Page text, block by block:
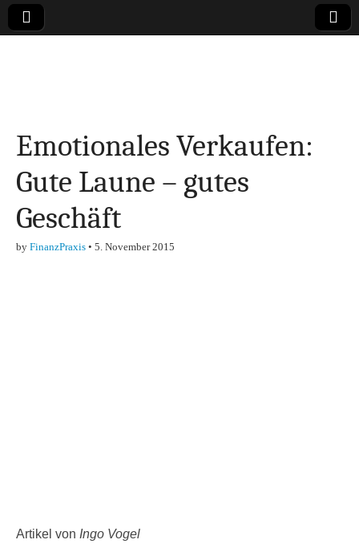
Finanzen,
Marketing-, Vertrieb-
& Investment-Tipps
Emotionales Verkaufen:
Gute Laune – gutes
Geschäft
by FinanzPraxis • 5. November 2015
Artikel von Ingo Vogel